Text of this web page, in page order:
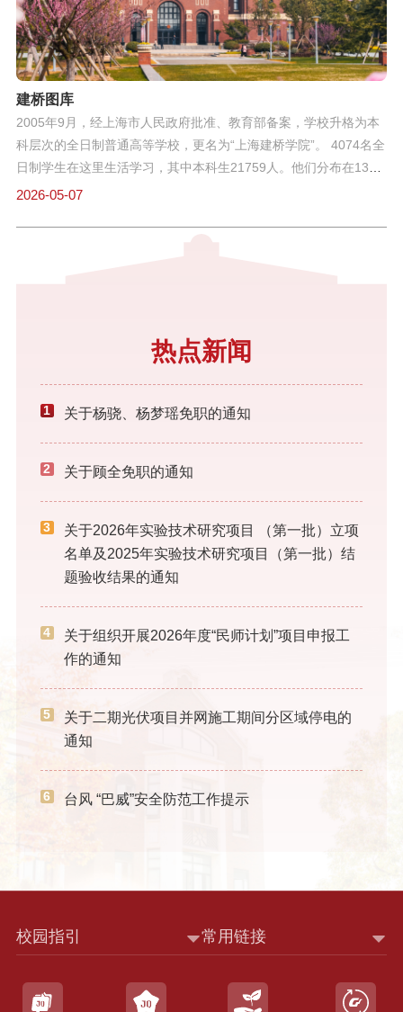
建桥图库
2005年9月，经上海市人民政府批准、教育部备案，学校升格为本
科层次的全日制普通高等学校，更名为“上海建桥学院”。 4074名全
日制学生在这里生活学习，其中本科生21759人。他们分布在13个
二级学院，从经济学、管理学、文学、工学、理学、艺术学到教育
2026-05-07
热点新闻
1 关于杨骁、杨梦瑶免职的通知
2 关于顾全免职的通知
3
关于2026年实验技术研究项目 （第一批）立项
名单及2025年实验技术研究项目（第一批）结
题验收结果的通知
4
关于组织开展2026年度“民师计划”项目申报工
作的通知
5
关于二期光伏项目并网施工期间分区域停电的
通知
6 台风 “巴威”安全防范工作提示
校园指引 常用链接